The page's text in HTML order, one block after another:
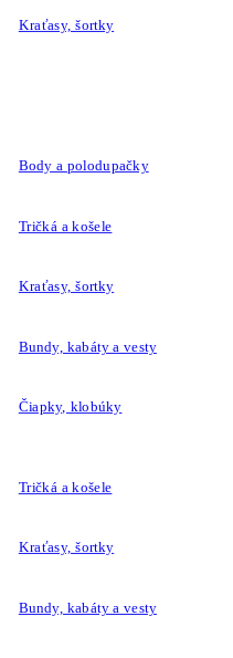
Kraťasy, šortky
Body a polodupačky
Tričká a košele
Kraťasy, šortky
Bundy, kabáty a vesty
Čiapky, klobúky
Tričká a košele
Kraťasy, šortky
Bundy, kabáty a vesty